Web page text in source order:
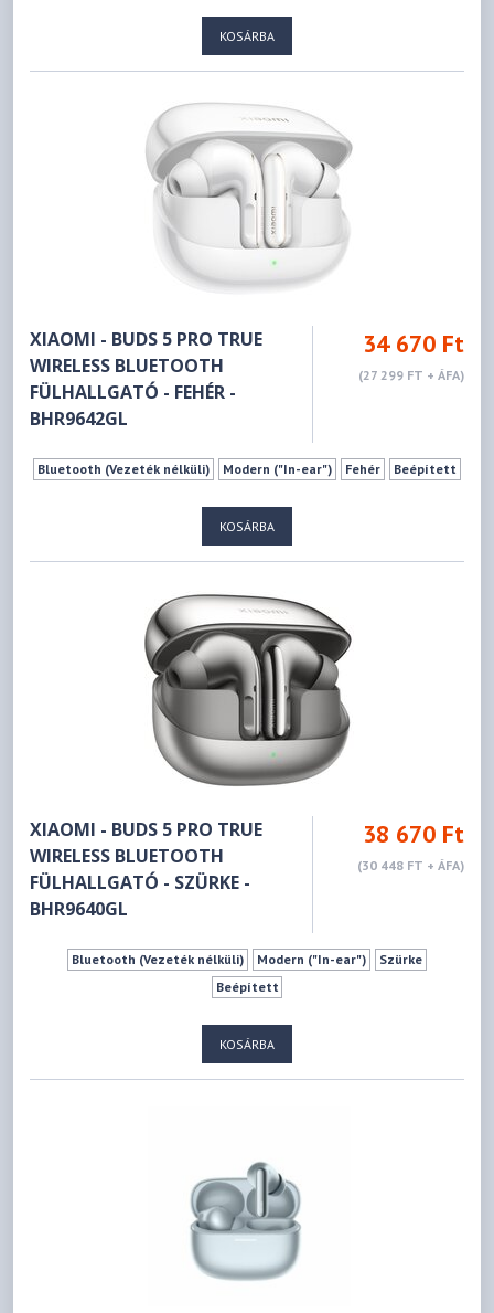
KOSÁRBA
XIAOMI - BUDS 5 PRO TRUE
WIRELESS BLUETOOTH
FÜLHALLGATÓ - FEHÉR -
BHR9642GL
34 670 Ft
(27 299 FT + ÁFA)
Bluetooth (Vezeték nélküli) Modern ("In-ear") Fehér Beépített
KOSÁRBA
XIAOMI - BUDS 5 PRO TRUE
WIRELESS BLUETOOTH
FÜLHALLGATÓ - SZÜRKE -
BHR9640GL
38 670 Ft
(30 448 FT + ÁFA)
Bluetooth (Vezeték nélküli) Modern ("In-ear")
Szürke
Beépített
KOSÁRBA